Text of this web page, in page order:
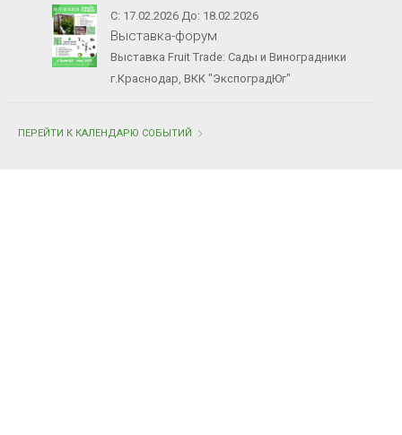
С: 17.02.2026 До: 18.02.2026
Выставка-форум
Выставка Fruit Trade: Сады и Виноградники
г.Краснодар, ВКК "ЭкспоградЮг"
ПЕРЕЙТИ К КАЛЕНДАРЮ СОБЫТИЙ